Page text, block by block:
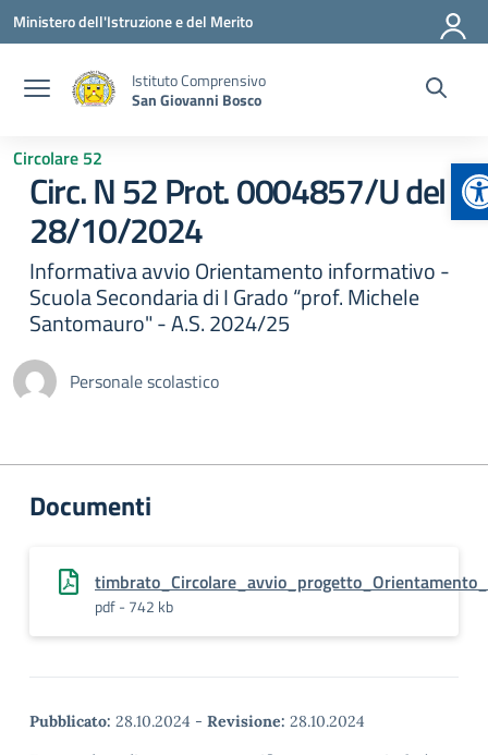
Vai ai contenuti
Vai al menu di navigazione
Vai al footer
Ministero dell'Istruzione e del Merito
Istituto Comprensivo
San Giovanni Bosco
Circolare 52
Circ. N 52 Prot. 0004857/U del
28/10/2024
Informativa avvio Orientamento informativo -
Scuola Secondaria di I Grado “prof. Michele
Santomauro" - A.S. 2024/25
Personale scolastico
Documenti
pdf - 742 kb
Pubblicato: 28.10.2024 - Revisione: 28.10.2024